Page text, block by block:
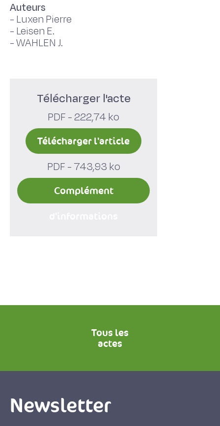
Auteurs
- Luxen Pierre
- Leisen E.
-WAHLEN J.
Télécharger l'acte
PDF - 222,74 ko
Télécharger l'article
PDF - 743,93 ko
Complément
Tous les
actes
Newsletter